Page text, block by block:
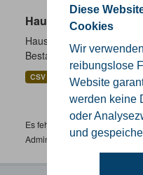
Diese
Cookies
Wir
reibungslose
Website
werden keine
oder
und
Bestand
CSV GeoJSON
Es fehlen spezifische
Administrator unter: